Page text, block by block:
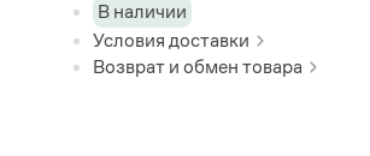
В наличии
Условия доставки
Возврат и обмен товара